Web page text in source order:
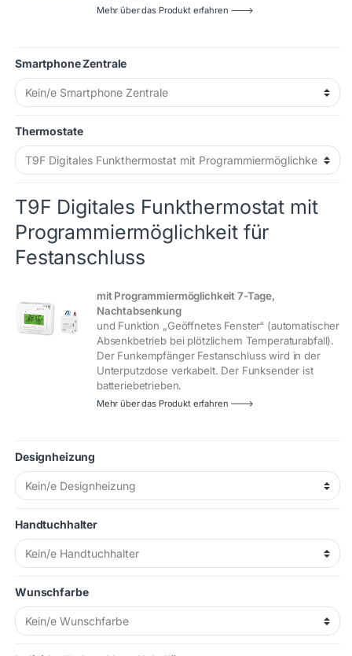
Mehr über das Produkt erfahren 🡒
Smartphone Zentrale
Thermostate
T9F Digitales Funkthermostat mit
Programmiermöglichkeit für
Festanschluss
mit Programmiermöglichkeit 7-Tage,
Nachtabsenkung
und Funktion „Geöffnetes Fenster“ (automatischer
Absenkbetrieb bei plötzlichem Temperaturabfall).
Der Funkempfänger Festanschluss wird in der
Unterputzdose verkabelt. Der Funksender ist
batteriebetrieben.
Mehr über das Produkt erfahren 🡒
Designheizung
Handtuchhalter
Wunschfarbe